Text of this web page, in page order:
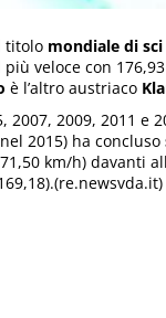
titolo mondiale di
veloce con
è l’altro austriaco
2007, 2009, 2011 e
2015) ha concluso
km/h) davanti